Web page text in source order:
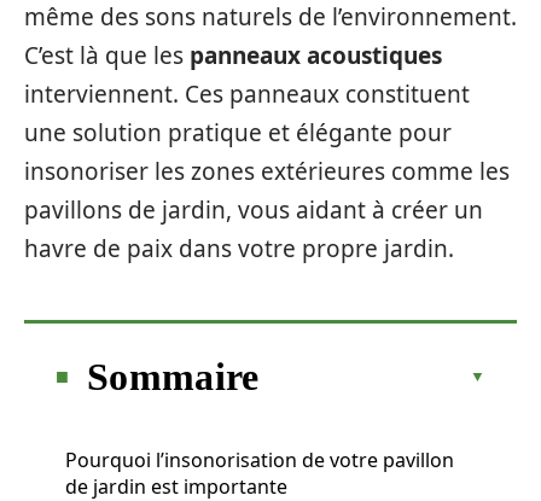
même des sons naturels de l’environnement.
C’est là que les panneaux acoustiques
interviennent. Ces panneaux constituent
une solution pratique et élégante pour
insonoriser les zones extérieures comme les
pavillons de jardin, vous aidant à créer un
havre de paix dans votre propre jardin.
Sommaire
Pourquoi l’insonorisation de votre pavillon
de jardin est importante